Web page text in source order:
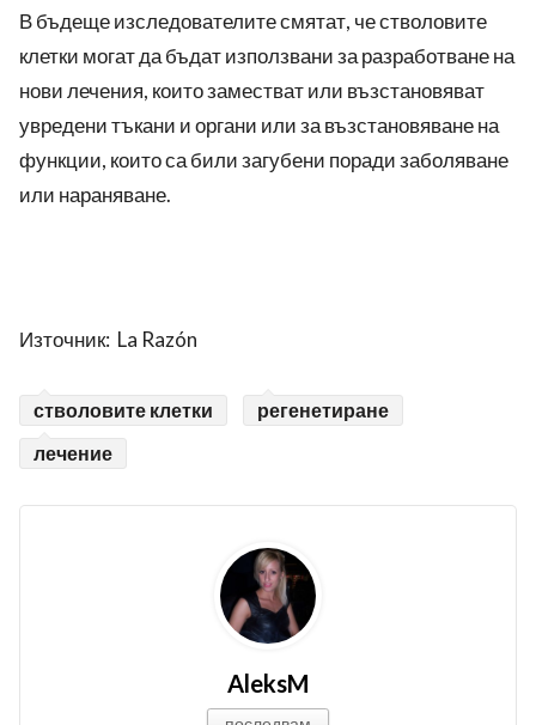
В бъдеще изследователите смятат, че стволовите
клетки могат да бъдат използвани за разработване на
нови лечения, които заместват или възстановяват
увредени тъкани и органи или за възстановяване на
функции, които са били загубени поради заболяване
или нараняване.
Източник: La Razón
стволовите клетки
регенетиране
лечение
AleksM